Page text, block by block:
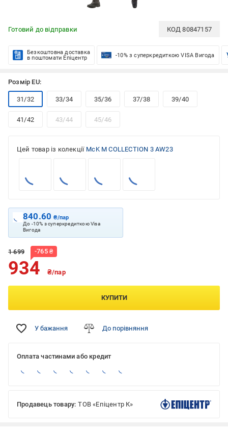
Готовий до відправки КОД80847157
Безкоштовна доставка
в поштомати Епіцентр
-10% з суперкредиткою VISA Вигода
Розмір EU:
31/32 33/34 35/36 37/38 39/40
41/42 43/44 45/46
Цей товар із колекції McK M COLLECTION 3 AW23
840.60₴/пар
До -10% з суперкредиткою Visa
Вигода
1 699 -765₴
934 ₴/пар
КУПИТИ
У бажання До порівняння
Оплата частинами або кредит
Продавець товару: ТОВ «Епіцентр К»